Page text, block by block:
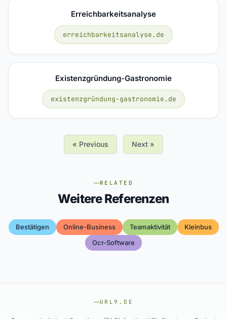
Erreichbarkeitsanalyse
erreichbarkeitsanalyse.de
Existenzgründung-Gastronomie
existenzgründung-gastronomie.de
« Previous Next »
RELATED
Weitere Referenzen
Bestätigen Online-Business Teamaktivität
Kleinbus
Ocr-Software
URL9.DE